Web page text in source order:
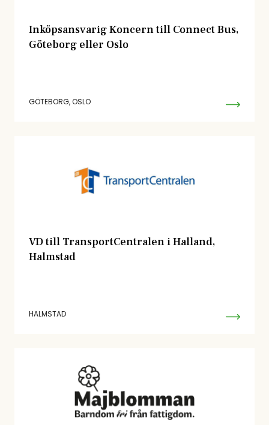
Inköpsansvarig Koncern till Connect Bus,
Göteborg eller Oslo
GÖTEBORG, OSLO
VD till TransportCentralen i Halland,
Halmstad
HALMSTAD